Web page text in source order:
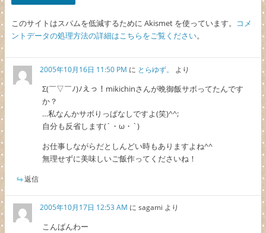
このサイトはスパムを低減するために Akismet を使っています。
コメ
ントデータの処理方法の詳細はこちらをご覧ください。
2005年10月16日 11:50 PM に とらゆず。 より
Σ(￣▽￣ﾉ)ﾉえっ！mikichinさんが晩御飯サボってたんです
か？
…私なんかサボりっぱなしですよ(笑)^^;
自分も反省します(´・ω・`)
お仕事しながらだとしんどい時もありますよね^^
無理せずに美味しいご飯作ってくださいね！
返信
2005年10月17日 12:53 AM にsagami より
こんばんわー